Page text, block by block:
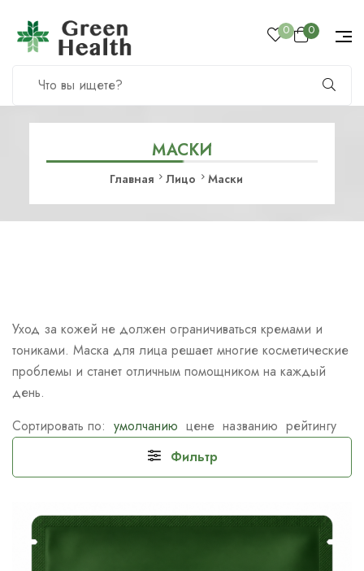
0 0
МАСКИ
Главная Лицо Маски
Уход за кожей не должен ограничиваться кремами и
тониками. Маска для лица решает многие косметические
проблемы и станет отличным помощником на каждый
день.
Сортировать по: умолчанию цене названию рейтингу
Фильтр